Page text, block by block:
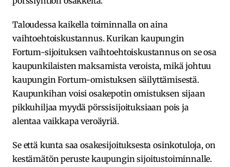
Taloudessa kaikella toiminnalla on aina
vaihtoehtoiskustannus. Kurikan kaupungin
Fortum-sijoituksen vaihtoehtoiskustannus on se osa
kaupunkilaisten maksamista veroista, mikä johtuu
kaupungin Fortum-omistuksen säilyttämisestä.
Kaupunkihan voisi osakepotin omistuksen sijaan
pikkuhiljaa myydä pörssisijoituksiaan pois ja
alentaa vaikkapa veroäyriä.
Se että kunta saa osakesijoituksesta osinkotuloja, on
kestämätön peruste kaupungin sijoitustoiminnalle.